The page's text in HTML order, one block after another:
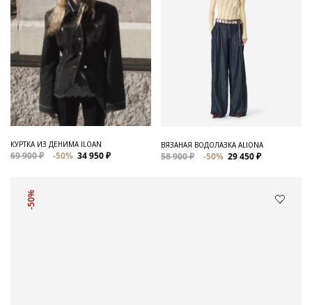
КУРТКА ИЗ ДЕНИМА ILOAN
69 900 ₽ -50% 34 950 ₽
ВЯЗАНАЯ ВОДОЛАЗКА ALIONA
58 900 ₽ -50% 29 450 ₽
-50%